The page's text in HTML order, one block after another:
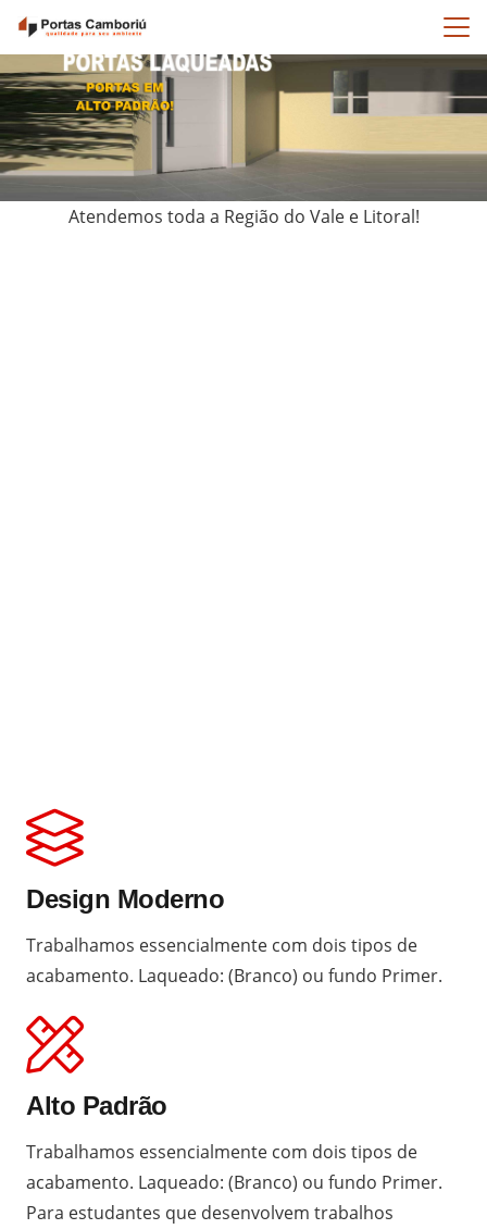
Porta Laqueada Porto Belo
Atendemos toda a Região do Vale e Litoral!
Design Moderno
Trabalhamos essencialmente com dois tipos de
acabamento. Laqueado: (Branco) ou fundo Primer.
Alto Padrão
Trabalhamos essencialmente com dois tipos de
acabamento. Laqueado: (Branco) ou fundo Primer.
Para estudantes que desenvolvem trabalhos